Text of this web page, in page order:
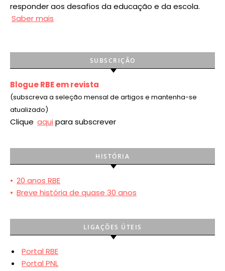
responder aos desafios da educação e da escola.
Saber mais
SUBSCRIÇÃO
Blogue RBE em revista
(subscreva a seleção mensal de artigos e mantenha-se
atualizado)
Clique aqui para subscrever
HISTÓRIA
• 20 anos RBE
• Breve história de quase 30 anos
LIGAÇÕES ÚTEIS
Portal RBE
Portal PNL